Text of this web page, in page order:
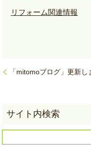
リフォーム関連情報
「mitomoブログ」更新し